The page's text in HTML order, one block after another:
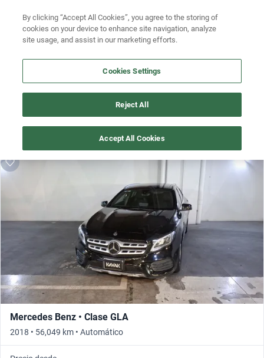
Ubicación
Busca por versión
disponibles de mercedes benz!
Mercedes Benz • Clase GLA
2018 • 56,049 km • Automático
By clicking “Accept All Cookies”, you agree to the storing of
cookies on your device to enhance site navigation, analyze
site usage, and assist in our marketing efforts.
Cookies Settings
Reject All
Accept All Cookies